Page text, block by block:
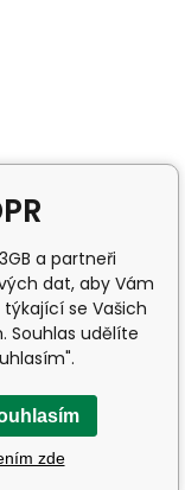
a partneři
dat, aby Vám
se Vašich
Souhlas udělíte
zde